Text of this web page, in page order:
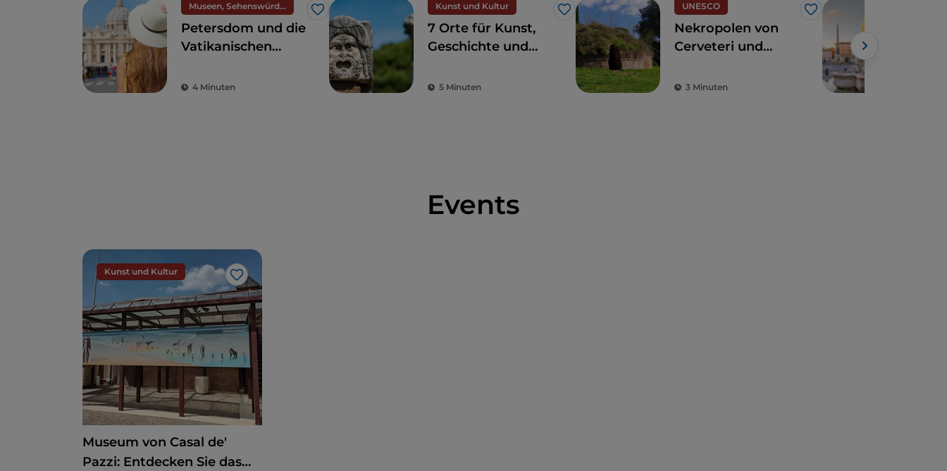
Museen, Sehenswürdigkeiten und Denkmäler
Like
Petersdom und die
Vatikanischen
4 Minuten
Kunst und Kultur
Like
7 Orte für Kunst,
Geschichte und
von Rom entfernt
5 Minuten
UNESCO
Like
Nekropolen von
Cerveteri und
Reise durch die
3 Minuten
Events
Kunst und Kultur
Like
Museum von Casal de'
Pazzi: Entdecken Sie das